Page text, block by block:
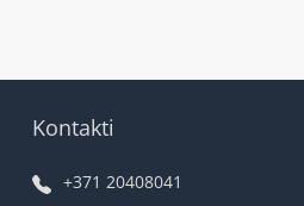
Kontakti
+371 20408041